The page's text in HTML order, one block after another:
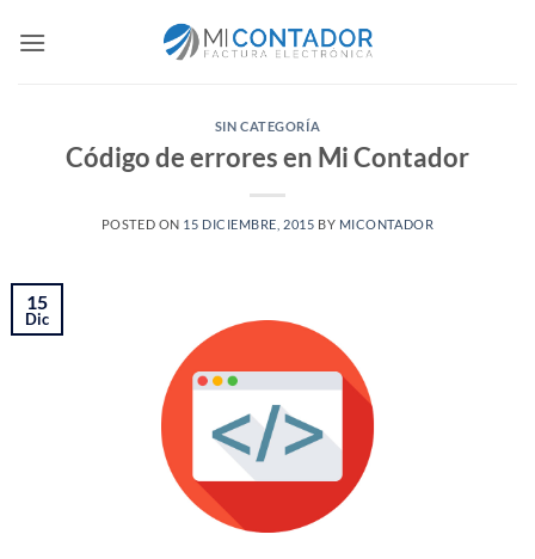
SIN CATEGORÍA
Código de errores en Mi Contador
POSTED ON 15 DICIEMBRE, 2015 BY MICONTADOR
15
Dic